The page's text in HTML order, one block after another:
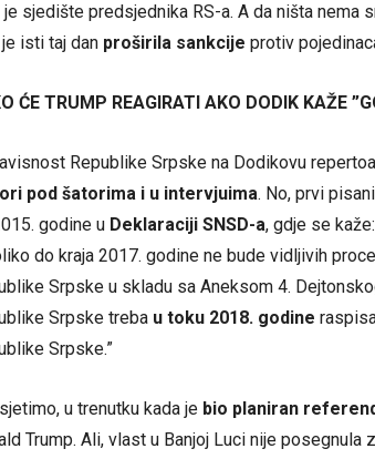
je sjedište predsjednika RS-a. A da ništa nema
je isti taj dan proširila sankcije protiv
ĆE TRUMP REAGIRATI AKO DODIK KAŽE
Republike Srpske na Dodikovu
pod šatorima i u intervjuima. No, prvi
godine u Deklaraciji SNSD-a, gdje se kaže:
do kraja 2017. godine ne bude vidljivih
Srpske u skladu sa Aneksom 4.
Srpske treba u toku 2018. godine
Srpske.”
u trenutku kada je bio planiran
Trump. Ali, vlast u Banjoj Luci nije